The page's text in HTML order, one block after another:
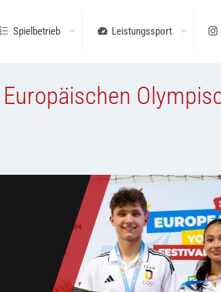
Spielbetrieb Leistungssport